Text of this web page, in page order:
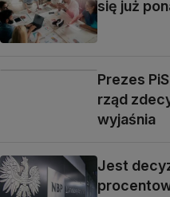
się już
Prezes
rząd
wyjaśnia
Jest